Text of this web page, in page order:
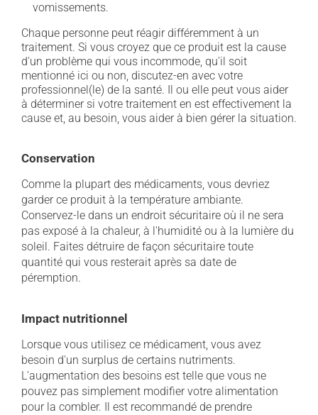
vomissements.
Chaque personne peut réagir différemment à un
traitement. Si vous croyez que ce produit est la cause
d'un problème qui vous incommode, qu'il soit
mentionné ici ou non, discutez-en avec votre
professionnel(le) de la santé. Il ou elle peut vous aider
à déterminer si votre traitement en est effectivement la
cause et, au besoin, vous aider à bien gérer la situation.
Conservation
Comme la plupart des médicaments, vous devriez
garder ce produit à la température ambiante.
Conservez-le dans un endroit sécuritaire où il ne sera
pas exposé à la chaleur, à l'humidité ou à la lumière du
soleil. Faites détruire de façon sécuritaire toute
quantité qui vous resterait après sa date de
péremption.
Impact nutritionnel
Lorsque vous utilisez ce médicament, vous avez
besoin d'un surplus de certains nutriments.
L'augmentation des besoins est telle que vous ne
pouvez pas simplement modifier votre alimentation
pour la combler. Il est recommandé de prendre